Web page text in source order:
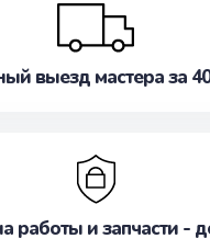
выезд мастера за
работы и запчасти -